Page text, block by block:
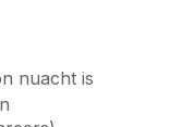
nuacht is